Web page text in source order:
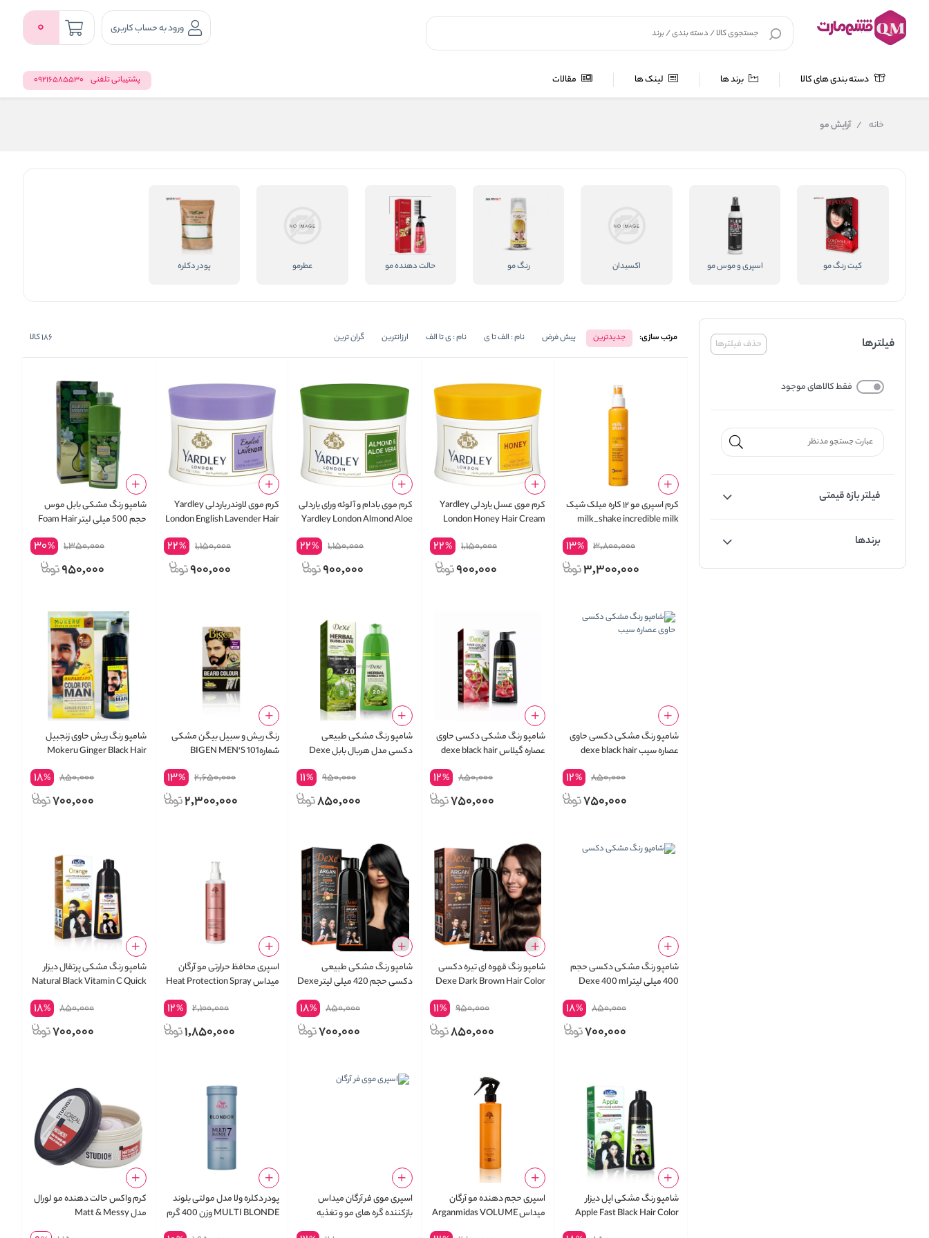
ورود به حساب کاربری 0
دسته بندی های کالا برند ها لینک ها مقالات پشتیبانی تلفنی 09216585530
خانه / آرایش مو
کیت رنگ مو اسپری و موس مو اکسیدان رنگ مو حالت دهنده مو عطرمو پودر دکلره
حذف فیلترها فیلترها
فقط کالاهای موجود
فیلتر بازه قیمتی
برندها
مرتب سازی: جدیدترین پیش فرض نام : الف تا ی نام : ی تا الف ارزانترین گران ترین 186کالا
کرم اسپری مو ۱۲ کاره میلک شیک
milk_shake incredible milk
3,800,000
13%
3,300,000
کرم موی عسل یاردلی Yardley
London Honey Hair Cream
1,150,000
22%
900,000
کرم موی بادام و آلوئه ورای یاردلی
Yardley London Almond Aloe
1,150,000
22%
900,000
کرم موی لاوندر یاردلی Yardley
London English Lavender Hair
1,150,000
22%
900,000
شامپو رنگ مشکی بابل موس
حجم 500 میلی لیتر Foam Hair
Dye – 500ml Bubble Mousse
1,350,000
30%
950,000
شامپو رنگ مشکی دکسی حاوی
عصاره سیب dexe black hair
850,000
12%
750,000
شامپو رنگ مشکی دکسی حاوی
عصاره گیلاس dexe black hair
850,000
12%
750,000
شامپو رنگ مشکی طبیعی
دکسی مدل هربال بابل Dexe
Herbal Bubble Dye Non-stain
2.0 Natural Black
950,000
11%
850,000
رنگ ریش و سبیل بیگن مشکی
شماره101 BIGEN MEN'S
BEARD COLOR 101 BROWN
2,650,000
13%
2,300,000
شامپو رنگ ریش حاوی زنجبیل
Mokeru Ginger Black Hair
Natural Dye 200 ML
850,000
18%
700,000
شامپو رنگ مشکی دکسی حجم
400 میلی لیتر Dexe 400 ml
850,000
18%
700,000
شامپو رنگ قهوه ای تیره دکسی
Dexe Dark Brown Hair Color
950,000
11%
850,000
شامپو رنگ مشکی طبیعی
دکسی حجم 420 میلی لیتر Dexe
850,000
18%
700,000
اسپری محافظ حرارتی مو آرگان
میداس Heat Protection Spray
2,100,000
12%
1,850,000
شامپو رنگ مشکی پرتقال دیزار
Natural Black Vitamin C Quick
850,000
18%
700,000
شامپو رنگ مشکی اپل دیزار
Apple Fast Black Hair Color
اسپری حجم دهنده مو آرگان
میداس Arganmidas VOLUME
اسپری موی فر آرگان میداس
بازکننده گره های مو و تغذیه
کننده NOURISHING CURLS
پودر دکلره ولا مدل مولتی بلوند
MULTI BLONDE وزن 400 گرم
کرم واکس حالت دهنده مو لورال
مدل Matt & Messy